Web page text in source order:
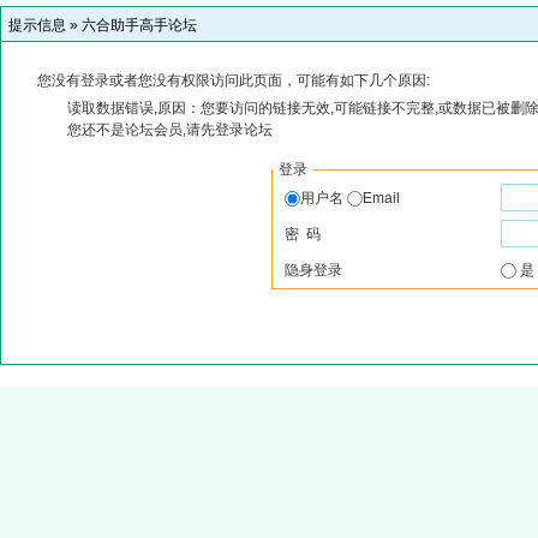
提示信息 » 六合助手高手论坛
您没有登录或者您没有权限访问此页面，可能有如下几个原因:
读取数据错误,原因：您要访问的链接无效,可能链接不完整,或数据已被删
您还不是论坛会员,请先登录论坛
登录
用户名
Email
密 码
隐身登录